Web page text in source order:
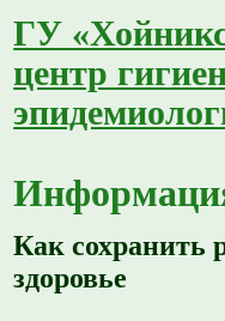
ГУ
центр
Как сохранить
здоровье